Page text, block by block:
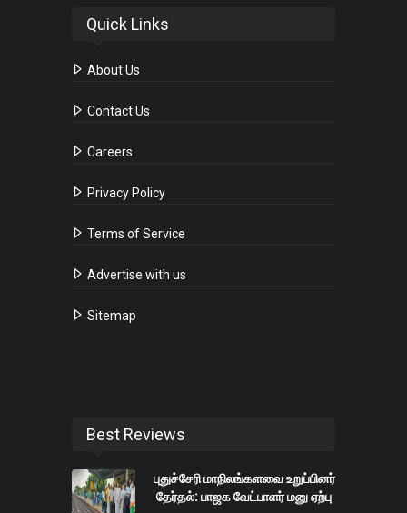
Quick Links
About Us
Contact Us
Careers
Privacy Policy
Terms of Service
Advertise with us
Sitemap
Best Reviews
புதுச்சேரி மாநிலங்களவை உறுப்பினர்
தேர்தல்: பாஜக வேட்பாளர் மனு ஏற்பு